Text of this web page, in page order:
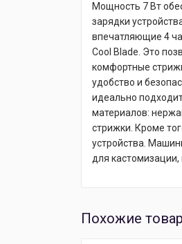
Мощность 7 Вт
зарядки
впечатляющие 4
Cool Blade. Это
комфортные
удобство и
идеально
материалов:
стрижки. Кроме
устройства.
для
Похожие